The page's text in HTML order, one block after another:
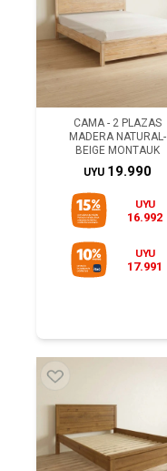
CAMA - 2 PLAZAS
MADERA NATURAL-
BEIGE MONTAUK
UYU 19.990
UYU
16.992
UYU
17.991